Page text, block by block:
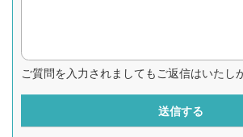
ご質問を入力されましてもご返信はいたし
送信する